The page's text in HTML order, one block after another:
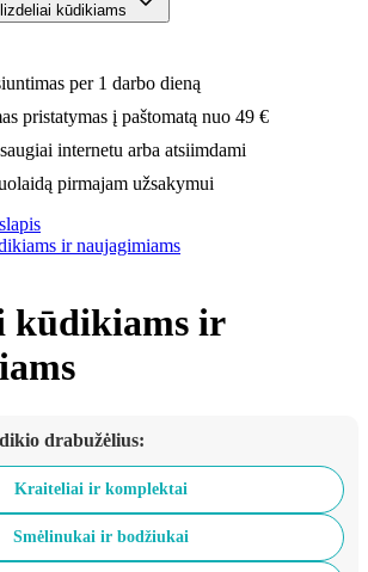
kūdikiams
per 1 darbo dieną
pristatymas į paštomatą nuo 49 €
internetu arba atsiimdami
pirmajam užsakymui
ir naujagimiams
kūdikiams ir
drabužėlius:
Kraiteliai ir komplektai
Smėlinukai ir bodžiukai